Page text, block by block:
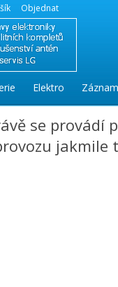
Objednat
Elektro
se provádí